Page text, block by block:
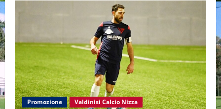
Promozione Valdinisi Calcio Nizza